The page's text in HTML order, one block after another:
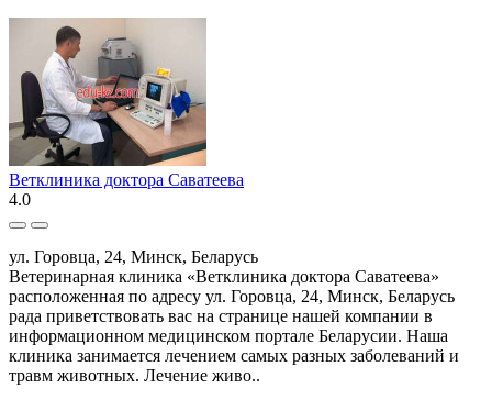
Ветклиника доктора Саватеева
4.0
ул. Горовца, 24, Минск, Беларусь
Ветеринарная клиника «Ветклиника доктора Саватеева»
расположенная по адресу ул. Горовца, 24, Минск, Беларусь
рада приветствовать вас на странице нашей компании в
информационном медицинском портале Беларусии. Наша
клиника занимается лечением самых разных заболеваний и
травм животных. Лечение живо..